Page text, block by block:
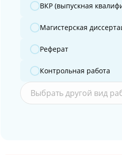
ВКР (выпускная
Магистерская
Реферат
Контрольная работа
Выбрать другой вид